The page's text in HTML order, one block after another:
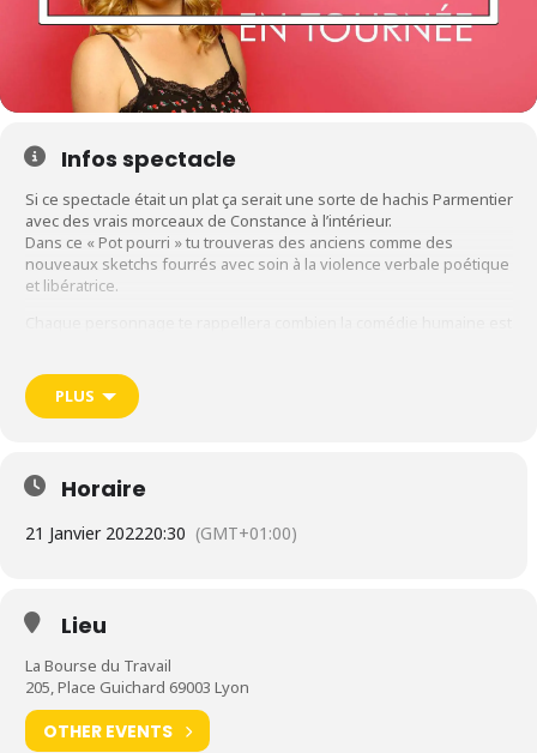
Infos spectacle
Si ce spectacle était un plat ça serait une sorte de hachis Parmentier
avec des vrais morceaux de Constance à l’intérieur.
Dans ce « Pot pourri » tu trouveras des anciens comme des
nouveaux sketchs fourrés avec soin à la violence verbale poétique
et libératrice.
pognon mon cochon.
► Spectacle le vendredi 21 janvier 2022 (20h30) à la Bourse du
PLUS
Horaire
21 Janvier 202220:30 (GMT+01:00)
Lieu
La Bourse du Travail
205, Place Guichard 69003 Lyon
OTHER EVENTS